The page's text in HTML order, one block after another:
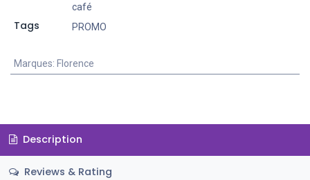
café
Tags PROMO
Marques: Florence
Description
Reviews & Rating